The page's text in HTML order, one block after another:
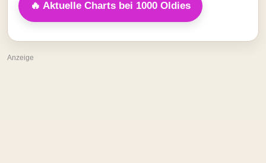
🔥 Aktuelle Charts bei 1000 Oldies
Anzeige